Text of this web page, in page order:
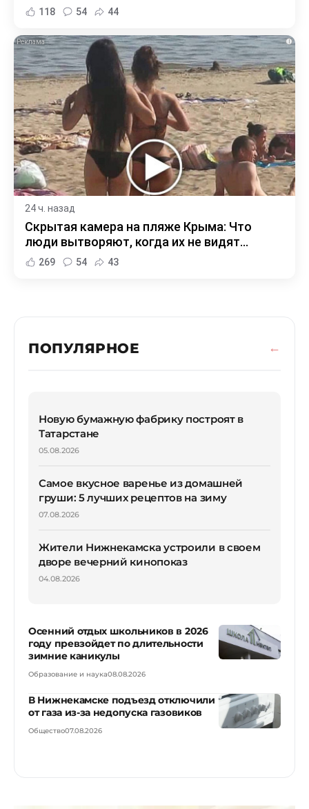
118 54 44
i
24 ч. назад
Скрытая камера на пляже Крыма: Что
люди вытворяют, когда их не видят...
269 54 43
ПОПУЛЯРНОЕ
Новую бумажную фабрику построят в
Татарстане
05.08.2026
Самое вкусное варенье из домашней
груши: 5 лучших рецептов на зиму
07.08.2026
Жители Нижнекамска устроили в своем
дворе вечерний кинопоказ
04.08.2026
Осенний отдых школьников в 2026
году превзойдет по длительности
зимние каникулы
Образование и наука08.08.2026
В Нижнекамске подъезд отключили
от газа из-за недопуска газовиков
Общество07.08.2026